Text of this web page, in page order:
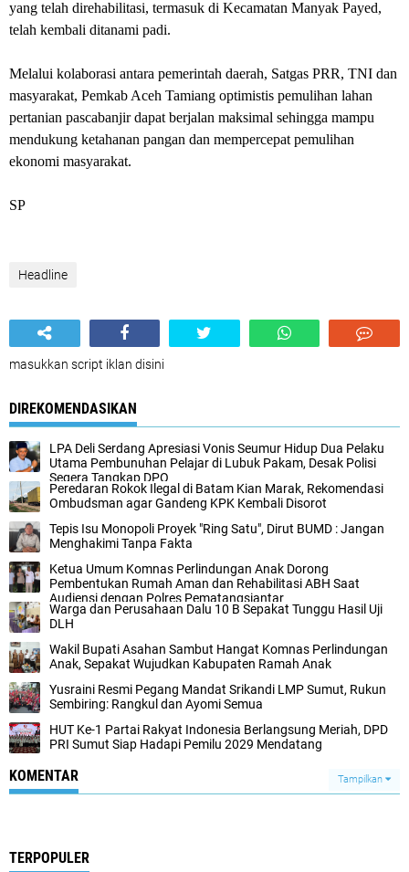
yang telah direhabilitasi, termasuk di Kecamatan Manyak Payed,
telah kembali ditanami padi.
Melalui kolaborasi antara pemerintah daerah, Satgas PRR, TNI dan
masyarakat, Pemkab Aceh Tamiang optimistis pemulihan lahan
pertanian pascabanjir dapat berjalan maksimal sehingga mampu
mendukung ketahanan pangan dan mempercepat pemulihan
ekonomi masyarakat.
SP
Headline
masukkan script iklan disini
DIREKOMENDASIKAN
LPA Deli Serdang Apresiasi Vonis Seumur Hidup Dua Pelaku
Utama Pembunuhan Pelajar di Lubuk Pakam, Desak Polisi
Segera Tangkap DPO
Peredaran Rokok Ilegal di Batam Kian Marak, Rekomendasi
Ombudsman agar Gandeng KPK Kembali Disorot
Tepis Isu Monopoli Proyek "Ring Satu", Dirut BUMD : Jangan
Menghakimi Tanpa Fakta
Ketua Umum Komnas Perlindungan Anak Dorong
Pembentukan Rumah Aman dan Rehabilitasi ABH Saat
Audiensi dengan Polres Pematangsiantar
Warga dan Perusahaan Dalu 10 B Sepakat Tunggu Hasil Uji
DLH
Wakil Bupati Asahan Sambut Hangat Komnas Perlindungan
Anak, Sepakat Wujudkan Kabupaten Ramah Anak
Yusraini Resmi Pegang Mandat Srikandi LMP Sumut, Rukun
Sembiring: Rangkul dan Ayomi Semua
HUT Ke-1 Partai Rakyat Indonesia Berlangsung Meriah, DPD
PRI Sumut Siap Hadapi Pemilu 2029 Mendatang
KOMENTAR Tampilkan
TERPOPULER